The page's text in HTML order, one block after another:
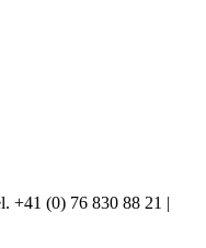
+41 (0) 76 830 88 21 |